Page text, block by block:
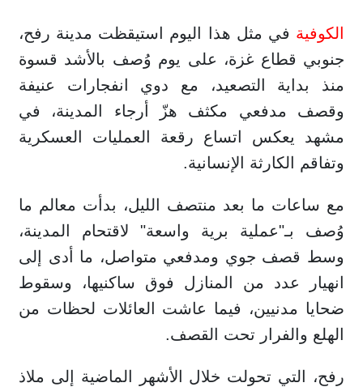
الكوفية في مثل هذا اليوم استيقظت مدينة رفح،
جنوبي قطاع غزة، على يوم وُصف بالأشد قسوة
منذ بداية التصعيد، مع دوي انفجارات عنيفة
وقصف مدفعي مكثف هزّ أرجاء المدينة، في
مشهد يعكس اتساع رقعة العمليات العسكرية
وتفاقم الكارثة الإنسانية.
مع ساعات ما بعد منتصف الليل، بدأت معالم ما
وُصف بـ"عملية برية واسعة" لاقتحام المدينة،
وسط قصف جوي ومدفعي متواصل، ما أدى إلى
انهيار عدد من المنازل فوق ساكنيها، وسقوط
ضحايا مدنيين، فيما عاشت العائلات لحظات من
الهلع والفرار تحت القصف.
رفح، التي تحولت خلال الأشهر الماضية إلى ملاذ